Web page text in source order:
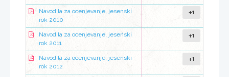
Navodila za ocenjevanje, jesenski
rok 2010
+1
Navodila za ocenjevanje, jesenski
rok 2011
+1
Navodila za ocenjevanje, jesenski
rok 2012
+1